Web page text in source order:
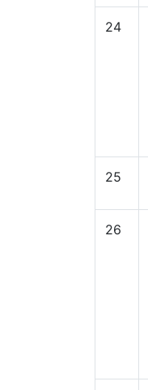
24
25
26